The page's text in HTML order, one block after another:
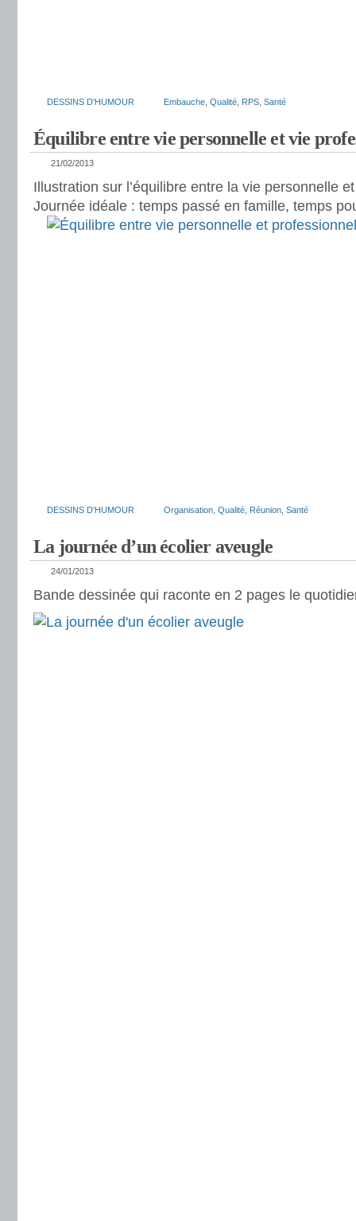
DESSINS D'HUMOUR Embauche Qualité RPS Santé
Équilibre entre vie personnelle et vie
21/02/2013
Illustration sur l’équilibre entre la vie personnelle
Journée idéale : temps passé en famille, temps
DESSINS D'HUMOUR Organisation Qualité Réunion Santé
La journée d’un écolier aveugle
24/01/2013
Bande dessinée qui raconte en 2 pages le